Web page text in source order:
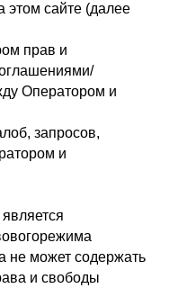
этом сайте (далее
прав и
Оператором и
запросов,
и
не может содержать
и свободы